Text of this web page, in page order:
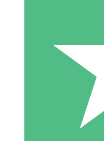
Paquetes de
Paga según el uso con